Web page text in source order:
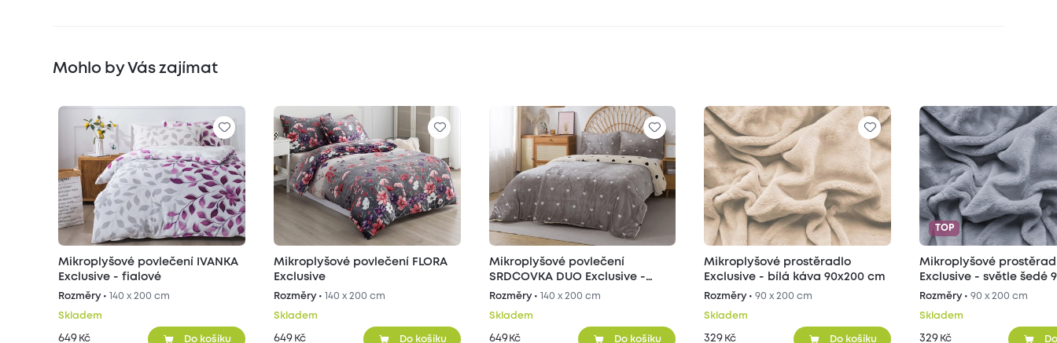
Mohlo by Vás zajímat
Mikroplyšové povlečení IVANKA
Exclusive - fialové
Rozměry • 140 x 200 cm
Skladem
649 Kč Do košíku
Mikroplyšové povlečení FLORA
Exclusive
Rozměry • 140 x 200 cm
Skladem
649 Kč Do košíku
Mikroplyšové povlečení
SRDCOVKA DUO Exclusive -
šedé/béžové
Rozměry • 140 x 200 cm
Skladem
649 Kč Do košíku
Mikroplyšové prostěradlo
Exclusive - bílá káva 90x200 cm
Rozměry •90 x 200 cm
Skladem
329 Kč Do košíku
TOP
Mikroplyšové
Exclusive - světle šedé
cm
Rozměry • 90 x 200 cm
Skladem
329 Kč